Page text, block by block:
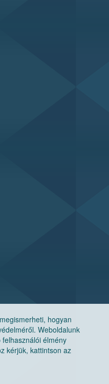
megismerheti, hogyan
Weboldalunk
élmény
kérjük, kattintson az